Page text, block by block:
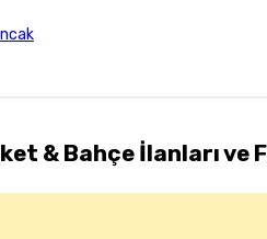
& Bahçe İlanları ve